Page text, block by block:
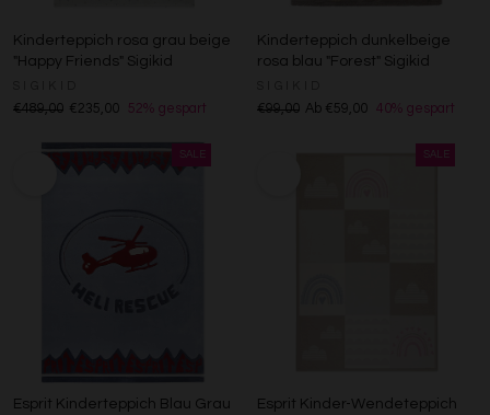
Kinderteppich rosa grau beige
"Happy Friends" Sigikid
€489,00 €235,00 52% gespart
Kinderteppich dunkelbeige
rosa blau "Forest" Sigikid
€99,00 Ab €59,00 40% gespart
Esprit Kinderteppich Blau Grau
Esprit Kinder-Wendeteppich